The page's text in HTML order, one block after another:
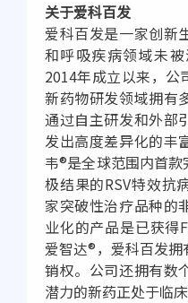
关于爱科百发
爱科百发是一家创新
和呼吸疾病领域未
2014年成立以来，公
新药物研发领域拥有
通过自主研发和外部
发出高度差异化的丰
韦®是全球范围内首
极结果的RSV特效抗
家突破性治疗品种的
业化的产品是已获得
爱智达®，爱科百发
销权。公司还拥有数
潜力的新药正处于临